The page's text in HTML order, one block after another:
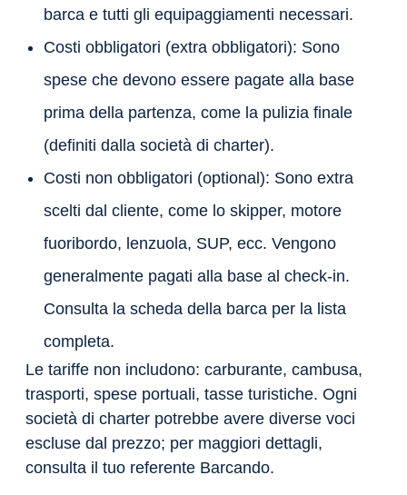
barca e tutti gli equipaggiamenti necessari.
Costi obbligatori (extra obbligatori): Sono
spese che devono essere pagate alla base
prima della partenza, come la pulizia finale
(definiti dalla società di charter).
Costi non obbligatori (optional): Sono extra
scelti dal cliente, come lo skipper, motore
fuoribordo, lenzuola, SUP, ecc. Vengono
generalmente pagati alla base al check-in.
Consulta la scheda della barca per la lista
completa.
Le tariffe non includono: carburante, cambusa,
trasporti, spese portuali, tasse turistiche. Ogni
società di charter potrebbe avere diverse voci
escluse dal prezzo; per maggiori dettagli,
consulta il tuo referente Barcando.